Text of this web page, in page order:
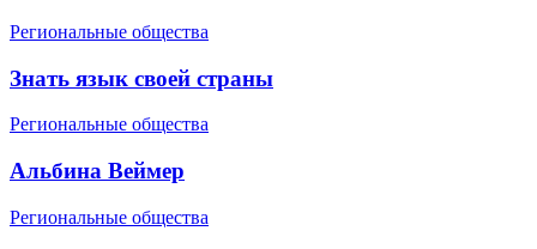
Региональные общества
Знать язык своей страны
Региональные общества
Альбина Веймер
Региональные общества